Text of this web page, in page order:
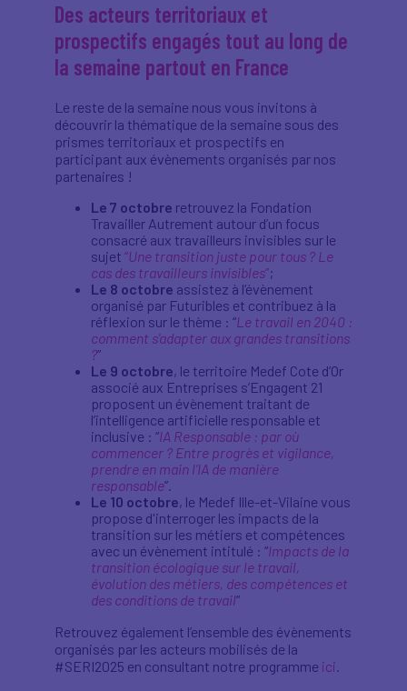
Des acteurs territoriaux et
prospectifs engagés tout au long de
la semaine partout en France
Le reste de la semaine nous vous invitons à
découvrir la thématique de la semaine sous des
prismes territoriaux et prospectifs en
participant aux évènements organisés par nos
partenaires !
Le 7 octobre retrouvez la Fondation
Travailler Autrement autour d’un focus
consacré aux travailleurs invisibles sur le
sujet “Une transition juste pour tous ? Le
cas des travailleurs invisibles”;
Le 8 octobre assistez à l’évènement
organisé par Futuribles et contribuez à la
réflexion sur le thème : “Le travail en 2040 :
comment s'adapter aux grandes transitions
?”
Le 9 octobre, le territoire Medef Cote d’Or
associé aux Entreprises s’Engagent 21
proposent un évènement traitant de
l’intelligence artificielle responsable et
inclusive : “IA Responsable : par où
commencer ? Entre progrès et vigilance,
prendre en main l’IA de manière
responsable”.
Le 10 octobre, le Medef Ille-et-Vilaine vous
propose d'interroger les impacts de la
transition sur les métiers et compétences
avec un évènement intitulé : “Impacts de la
transition écologique sur le travail,
évolution des métiers, des compétences et
des conditions de travail”
Retrouvez également l’ensemble des évènements
organisés par les acteurs mobilisés de la
#SERI2025 en consultant notre programme ici.